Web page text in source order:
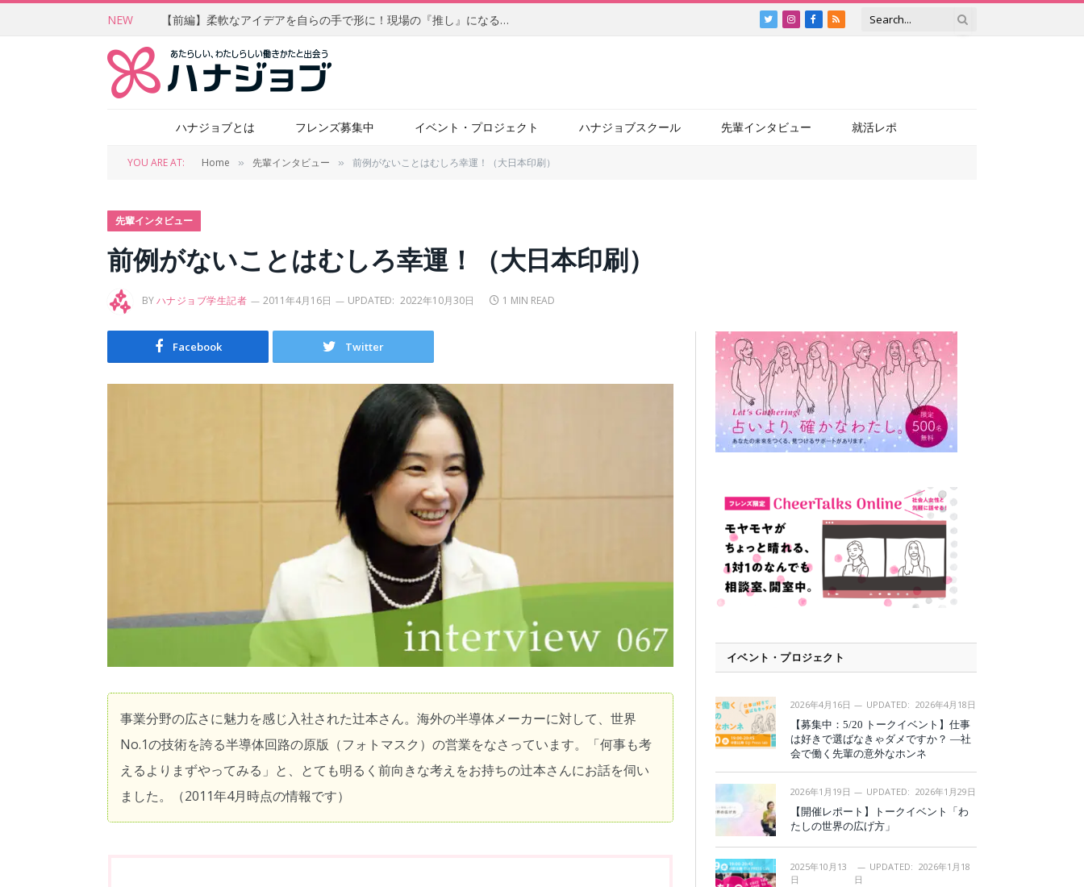
NEW 【前編】柔軟なアイデアを自らの手で形に！現場の『推し』になるサービスを目指す、社内起業家の新たな挑戦（JBCC株式会社） TwitterInstagram
Facebook
RSS
ハナジョブとは フレンズ募集中 イベント・プロジェクト ハナジョブスクール 先輩インタビュー 就活レポ
YOU ARE AT: Home » 先輩インタビュー » 前例がないことはむしろ幸運！（大日本印刷）
先輩インタビュー
前例がないことはむしろ幸運！（大日本印刷）
BYハナジョブ学生記者 2011年4月16日 UPDATED: 2022年10月30日 1 MIN READ
Facebook Twitter
事業分野の広さに魅力を感じ入社された辻本さん。海外の半導体メーカーに対して、世界
No.1の技術を誇る半導体回路の原版（フォトマスク）の営業をなさっています。「何事も考
えるよりまずやってみる」と、とても明るく前向きな考えをお持ちの辻本さんにお話を伺い
ました。（2011年4月時点の情報です）
イベント・プロジェクト
2026年4月16日 UPDATED: 2026年4月18日
【募集中：5/20 トークイベント】仕事
は好きで選ばなきゃダメですか？ —社
会で働く先輩の意外なホンネ
2026年1月19日 UPDATED: 2026年1月29日
【開催レポート】トークイベント「わ
たしの世界の広げ方」
2025年10月13
日
UPDATED: 2026年1月18
日